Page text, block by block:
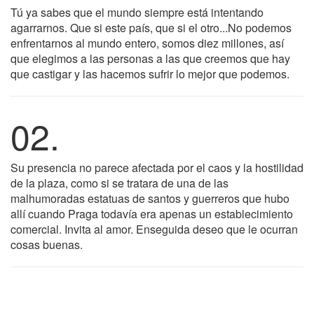
Tú ya sabes que el mundo siempre está intentando
agarrarnos. Que si este país, que si el otro...No podemos
enfrentarnos al mundo entero, somos diez millones, así
que elegimos a las personas a las que creemos que hay
que castigar y las hacemos sufrir lo mejor que podemos.
02.
Su presencia no parece afectada por el caos y la hostilidad
de la plaza, como si se tratara de una de las
malhumoradas estatuas de santos y guerreros que hubo
allí cuando Praga todavía era apenas un establecimiento
comercial. Invita al amor. Enseguida deseo que le ocurran
cosas buenas.